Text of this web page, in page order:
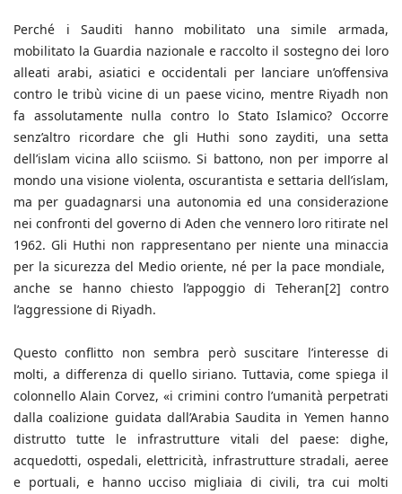
Perché i Sauditi hanno mobilitato una simile armada,
mobilitato la Guardia nazionale e raccolto il sostegno dei loro
alleati arabi, asiatici e occidentali per lanciare un’offensiva
contro le tribù vicine di un paese vicino, mentre Riyadh non
fa assolutamente nulla contro lo Stato Islamico? Occorre
senz’altro ricordare che gli Huthi sono zayditi, una setta
dell’islam vicina allo sciismo. Si battono, non per imporre al
mondo una visione violenta, oscurantista e settaria dell’islam,
ma per guadagnarsi una autonomia ed una considerazione
nei confronti del governo di Aden che vennero loro ritirate nel
1962. Gli Huthi non rappresentano per niente una minaccia
per la sicurezza del Medio oriente, né per la pace mondiale,
anche se hanno chiesto l’appoggio di Teheran[2] contro
l’aggressione di Riyadh.
Questo conflitto non sembra però suscitare l’interesse di
molti, a differenza di quello siriano. Tuttavia, come spiega il
colonnello Alain Corvez, «i crimini contro l’umanità perpetrati
dalla coalizione guidata dall’Arabia Saudita in Yemen hanno
distrutto tutte le infrastrutture vitali del paese: dighe,
acquedotti, ospedali, elettricità, infrastrutture stradali, aeree
e portuali, e hanno ucciso migliaia di civili, tra cui molti